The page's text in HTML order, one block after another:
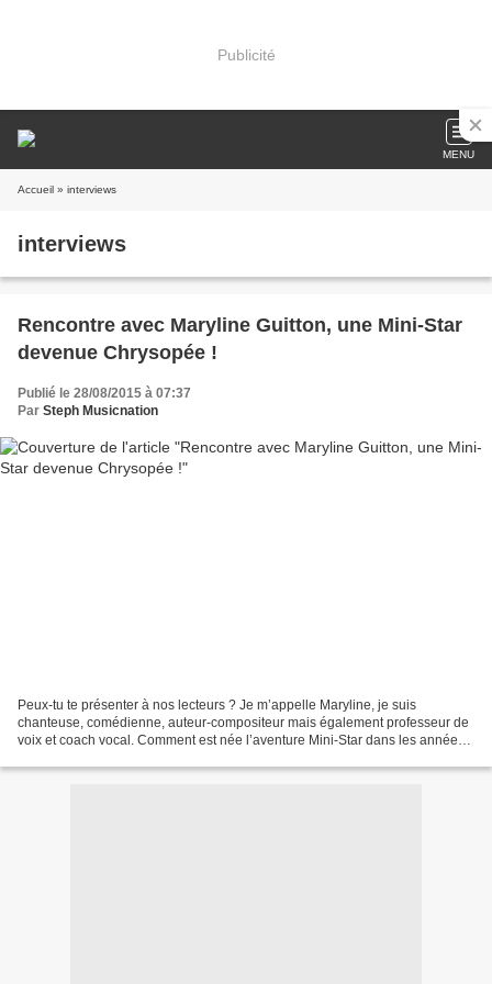
Publicité
MENU
Accueil » interviews
interviews
Rencontre avec Maryline Guitton, une Mini-Star
devenue Chrysopée !
Publié le 28/08/2015 à 07:37
Par Steph Musicnation
Peux-tu te présenter à nos lecteurs ? Je m’appelle Maryline, je suis
chanteuse, comédienne, auteur-compositeur mais également professeur de
voix et coach vocal. Comment est née l’aventure Mini-Star dans les années